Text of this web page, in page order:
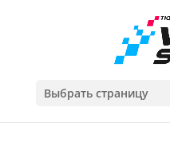
Выбрать страницу